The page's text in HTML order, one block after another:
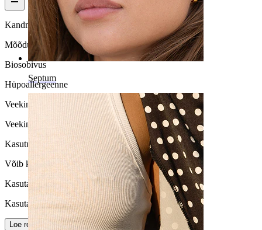
Septum
Kandmissagedus
Mõõdukas kasutus
Biosobivus
Hüpoallergeenne
Veekindlus
Veekindel
Kasutusiga
Võib kesta kogu elu
Kasutamise lihtsus
Kasutajasõbralik
Loe rohkem